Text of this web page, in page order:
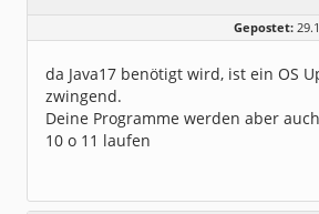
Dabei seit:
06 / 2008
Gepostet:
da Java17 benötigt wird, ist ein OS
zwingend.
Deine Programme werden aber
10 o 11 laufen